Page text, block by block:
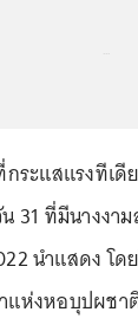
กระแสแรงทีเ
31 ที่มีนางงาม
นำแสดง โด
ห่งหอบุปผชา